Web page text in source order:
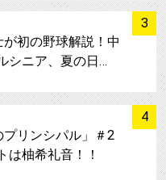
3
が初の野球解説！中
シニア、夏の日…
4
プリンシパル」＃2
は柚希礼音！！